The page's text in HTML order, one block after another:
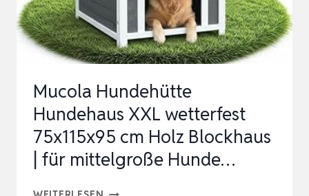
Mucola Hundehütte
Hundehaus XXL wetterfest
75x115x95 cm Holz Blockhaus
| für mittelgroße Hunde…
MUCOLA